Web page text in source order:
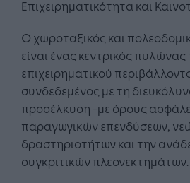
Επιχειρηματικότητα και
Ο χωροταξικός και
είναι ένας κεντρικός πυλώνας
επιχειρηματικού
συνδεδεμένος με τη
προσέλκυση -με όρους
παραγωγικών επενδύσεων,
δραστηριοτήτων και την
συγκριτικών πλεονεκτημάτων.